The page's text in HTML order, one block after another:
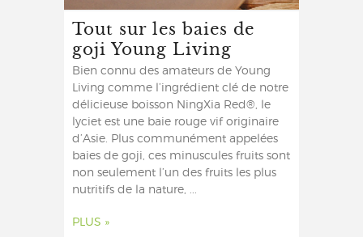
Tout sur les baies de
goji Young Living
Bien connu des amateurs de Young
Living comme l’ingrédient clé de notre
délicieuse boisson NingXia Red®, le
lyciet est une baie rouge vif originaire
d’Asie. Plus communément appelées
baies de goji, ces minuscules fruits sont
non seulement l’un des fruits les plus
nutritifs de la nature, ...
PLUS »